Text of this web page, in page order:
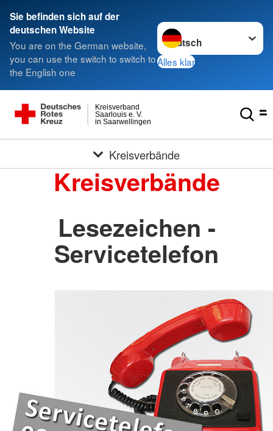
Sie befinden sich auf der
deutschen Website
You are on the German website,
you can use the switch to switch to
the English one
Sprache wechseln zu
Alles klar
in Saarwellingen
Saarlouis e. V.
Kreisverband
Kreisverbände
Kreisverbände
Lesezeichen -
Servicetelefon